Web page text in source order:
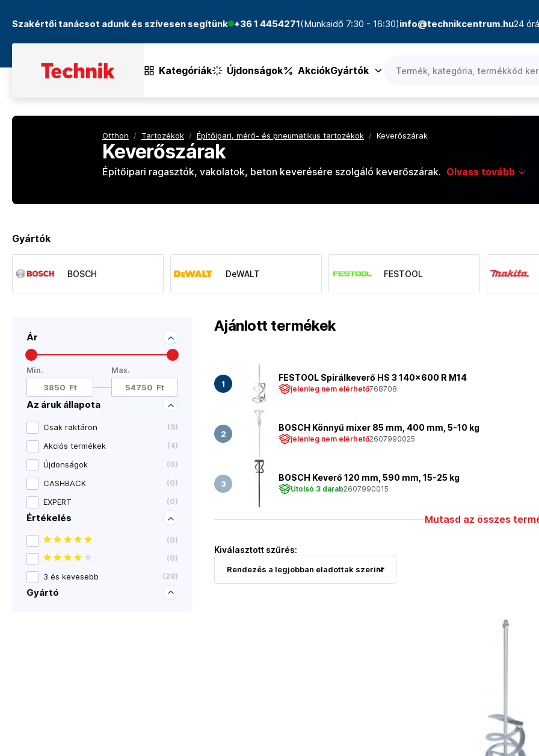
Szakértői tanácsot adunk és szívesen segítünk +36 1 4454271(Munkaidő 7:30 - 16:30)info@technikcentrum.hu24
Kategóriák Újdonságok AkciókGyártók
Otthon / Tartozékok / Építőipari, mérő- és pneumatikus tartozékok / Keverőszárak
Keverőszárak
Építőipari ragasztók, vakolatok, beton keverésére szolgáló keverőszárak. Olvass tovább
Ár
Min. Max.
Az áruk állapota
Csak raktáron (9)
Akciós termékek (4)
Újdonságok (0)
CASHBACK (0)
EXPERT (0)
Értékelés
(0)
(0)
3 és kevesebb (28)
Gyártó
Gyártók
BOSCH DeWALT FESTOOL
Ajánlott termékek
FESTOOL Spirálkeverő HS 3 140x600 R M14
jelenleg nem elérhető768708
BOSCH Könnyű mixer 85 mm, 400 mm, 5-10 kg
jelenleg nem elérhető2607990025
BOSCH Keverő 120 mm, 590 mm, 15-25 kg
Utolsó 3 darab2607990015
Mutasd az összes
Kiválasztott szűrés: